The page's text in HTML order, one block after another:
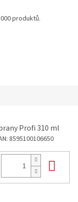
produktů.
Profi 310 ml
8595100106650